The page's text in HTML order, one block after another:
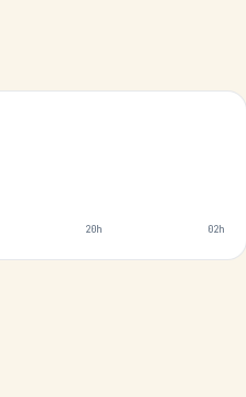
20h 02h